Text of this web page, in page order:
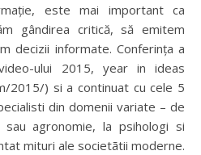
este mai important ca
gândirea critică, să emitem
decizii informate. Conferința a
ului 2015, year in ideas
2015/) si a continuat cu cele 5
din domenii variate – de
agronomie, la psihologi si
mituri ale societãtii moderne.